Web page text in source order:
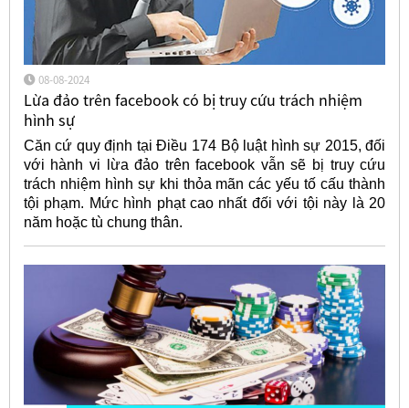
08-08-2024
Lừa đảo trên facebook có bị truy cứu trách nhiệm
hình sự
Căn cứ quy định tại Điều 174 Bộ luật hình sự 2015, đối
với hành vi lừa đảo trên facebook vẫn sẽ bị truy cứu
trách nhiệm hình sự khi thỏa mãn các yếu tố cấu thành
tội phạm. Mức hình phạt cao nhất đối với tội này là 20
năm hoặc tù chung thân.